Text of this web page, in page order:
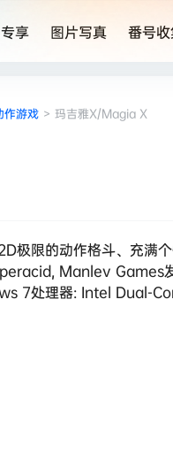
享 图片写真 番号
作游戏 > 玛吉雅X/Magia X
极限的动作格斗、充满
Manlev Games
7处理器: Intel Dual-